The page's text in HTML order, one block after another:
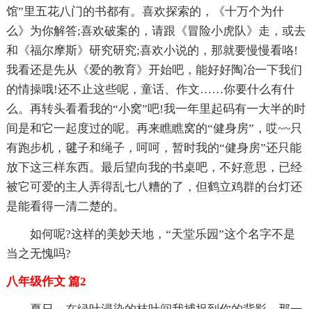
馆”里五花八门的书都有。喜欢探索的，《十万个为什
么》为你解答;喜欢破案的，请跟《冒险小虎队》走，或去
和《福尔摩斯》研究研究;喜欢小说的，那就要慢慢看咯!
我看还是先从《爱的教育》开始吧，能好好陶冶一下我们
的情操哦!还不止这些呢，童话、作文……你要什么有什
么。再转头看看我的“小窝”吧!我一年里起码有一大半的时
间是和它一起度过的呢。再来瞧瞧窝的“健身房”，哎~~只
有跑步机，毽子和绳子，呵呵，暂时我的“健身房”还只能
放下这三样东西。最后望向我的书桌吧，不好意思，已经
被它可爱的主人弄得乱七八糟的了，但鹤立鸡群的台灯还
是能看得一清二楚的。
如何呢?这样的美妙天地，“天堂乐园”这个名字不是
当之无愧吗?
八年级作文 篇2